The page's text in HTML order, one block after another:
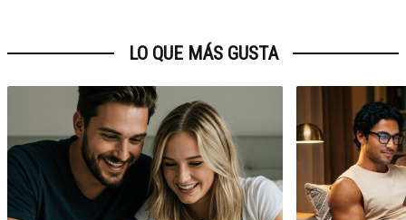
LO QUE MÁS GUSTA